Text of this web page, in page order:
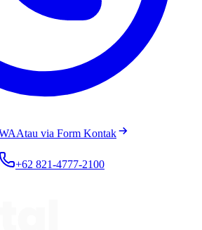
Atau via Form Kontak
+62 821-4777-2100